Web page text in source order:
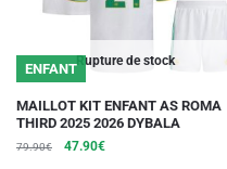
du
produit
Rupture de stock
ENFANT
MAILLOT KIT ENFANT AS ROMA
THIRD 2025 2026 DYBALA
79.90€
Le
47.90€Le
Ce
produit
a